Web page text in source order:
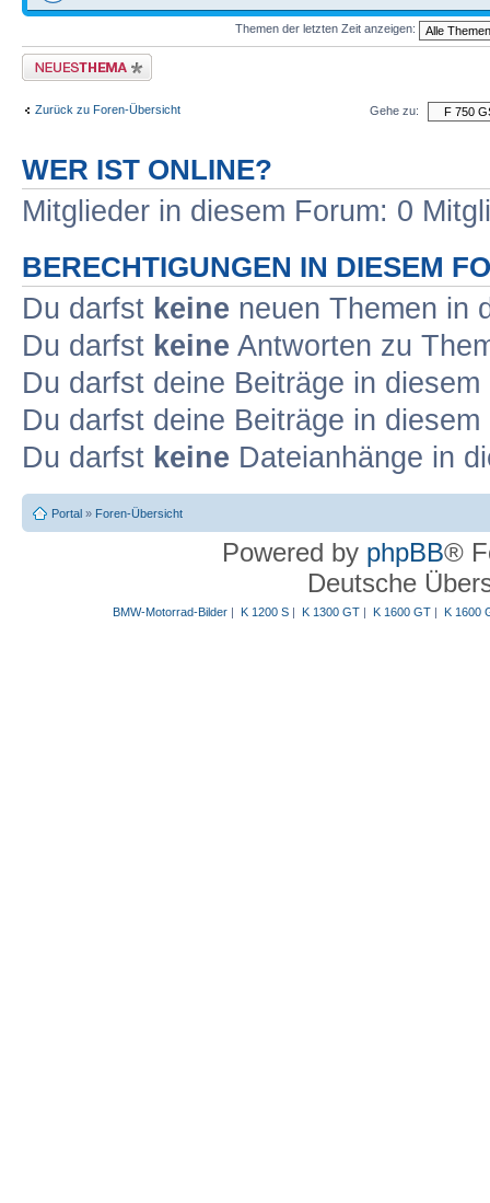
Themen der letzten Zeit anzeigen:
Neues Thema erstellen
Zurück zu Foren-Übersicht Gehe zu:
WER IST ONLINE?
Mitglieder in diesem Forum: 0
BERECHTIGUNGEN IN DIESEM
Du darfst keine neuen Themen in
Du darfst keine Antworten zu
Du darfst deine Beiträge in
Du darfst deine Beiträge in
Du darfst keine Dateianhänge in
Portal » Foren-Übersicht
Powered by phpBB®
Deutsche
BMW-Motorrad-Bilder| K 1200 S| K 1300 GT| K 1600 GT| K 1600